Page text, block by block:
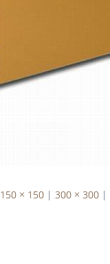
150 × 150 | 300 × 300 |